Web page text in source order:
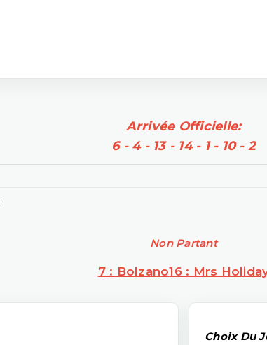
Arrivée Officielle:
6 - 4 - 13 - 14 - 1 - 10 - 2
Non Partant
7 : Bolzano16 : Mrs
Choix Du